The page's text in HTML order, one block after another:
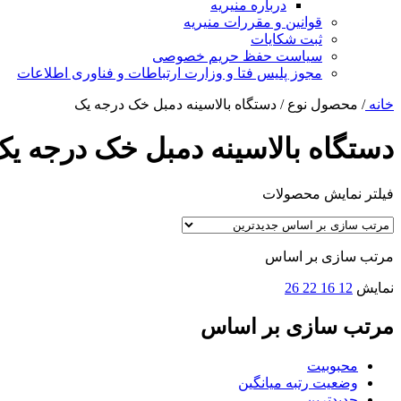
درباره منیریه
قوانین و مقررات منیریه
ثبت شکایات
سیاست حفظ حریم خصوصی
مجوز پلیس فتا و وزارت ارتباطات و فناوری اطلاعات
خانه/ محصول نوع/ دستگاه بالاسینه دمبل خک درجه یک
دستگاه بالاسینه دمبل خک درجه
فیلتر نمایش محصولات
مرتب سازی بر اساس
نمایش 12
16
22
26
مرتب سازی بر اساس
محبوبیت
وضعیت رتبه میانگین